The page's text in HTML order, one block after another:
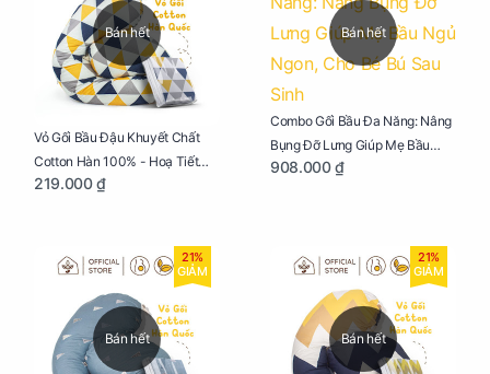
Bán hết
Vỏ Gối Bầu Đậu Khuyết Chất
Cotton Hàn 100% - Hoạ Tiết
Tam Giác
219.000 ₫
Bán hết
Combo Gối Bầu Đa Năng: Nâng
Bụng Đỡ Lưng Giúp Mẹ Bầu
Ngủ Ngon, Cho Bé Bú Sau Sinh
908.000 ₫
Bán hết
21%
GIẢM
Bán hết
21%
GIẢM